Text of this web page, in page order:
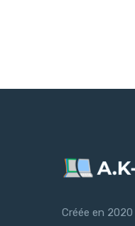
Créée en